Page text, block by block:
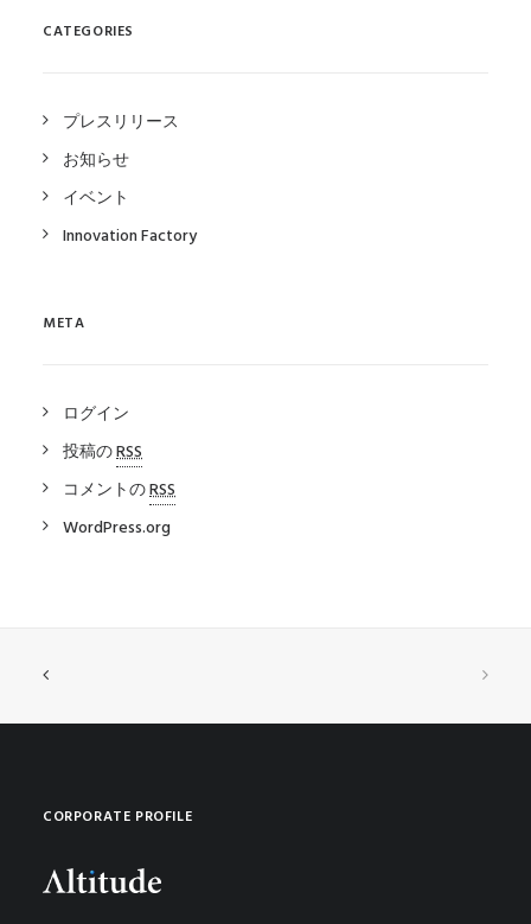
CATEGORIES
プレスリリース
お知らせ
イベント
Innovation Factory
META
ログイン
投稿のRSS
コメントのRSS
WordPress.org
CORPORATE PROFILE